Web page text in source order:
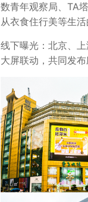
数青年观察局、TA
从衣食住行美等生
线下曝光：北京、
大屏联动，共同发